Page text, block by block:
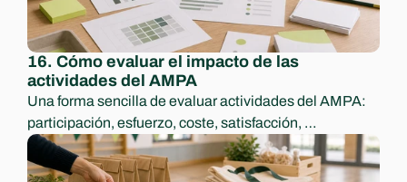
16. Cómo evaluar el impacto de las
actividades del AMPA
Una forma sencilla de evaluar actividades del AMPA:
participación, esfuerzo, coste, satisfacción,
aprendizajes y decisiones para el curso siguiente.